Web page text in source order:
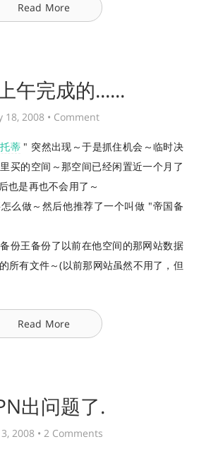
Read More
午完成的......
18, 2008 • Comment
蒂 " 突然出现～于是抓住机会～临时决
买的空间～那空间已经闲置近一个月了
也是再也不会用了～
么做～然后他推荐了一个叫做 "帝国备
份王备份了以前在他空间的那网站数据
所有文件～(以前那网站虽然不用了，但
Read More
出问题了.
2008 • 2 Comments